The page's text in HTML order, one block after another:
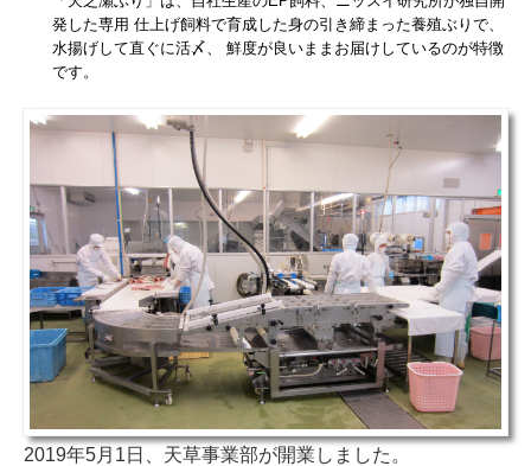
発した専用 仕上げ飼料で育成した身の引き締まった養殖ぶりで、
水揚げして直ぐに活〆、 鮮度が良いままお届けしているのが特徴
です。
2019年5月1日、天草事業部が開業しました。